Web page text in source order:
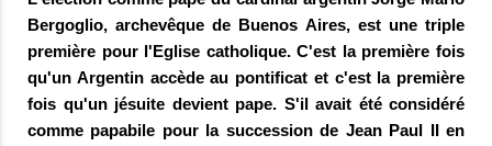
Bergoglio, archevêque de Buenos Aires, est une triple
première pour l'Eglise catholique. C'est la première fois
qu'un Argentin accède au pontificat et c'est la première
fois qu'un jésuite devient pape. S'il avait été considéré
comme papabile pour la succession de Jean Paul II en